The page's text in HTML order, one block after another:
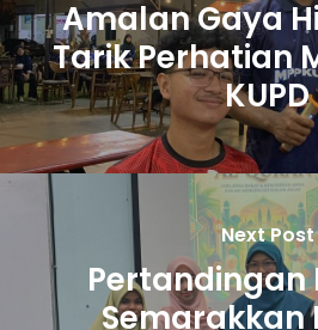
Amalan Gaya
Tarik Perhatian
KUPD
Next Post
Pertandingan
Semarakkan